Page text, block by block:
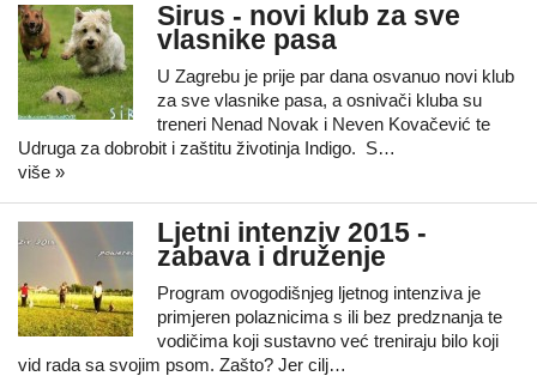
Sirus - novi klub za sve
vlasnike pasa
U Zagrebu je prije par dana osvanuo novi klub
za sve vlasnike pasa, a osnivači kluba su
treneri Nenad Novak i Neven Kovačević te
Udruga za dobrobit i zaštitu životinja Indigo. S…
više »
Ljetni intenziv 2015 -
zabava i druženje
Program ovogodišnjeg ljetnog intenziva je
primjeren polaznicima s ili bez predznanja te
vodičima koji sustavno već treniraju bilo koji
vid rada sa svojim psom. Zašto? Jer cilj…